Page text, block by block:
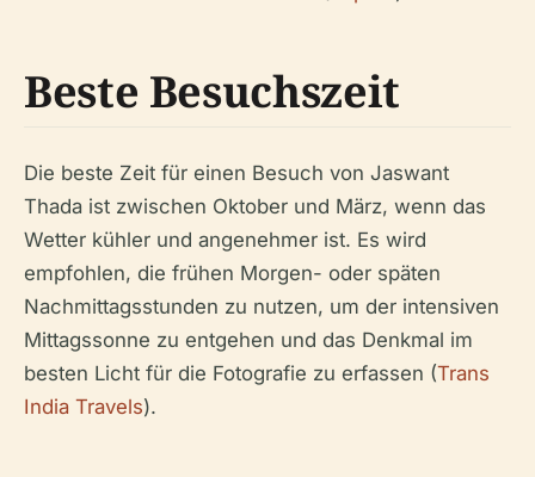
Beste Besuchszeit
Die beste Zeit für einen Besuch von Jaswant
Thada ist zwischen Oktober und März, wenn das
Wetter kühler und angenehmer ist. Es wird
empfohlen, die frühen Morgen- oder späten
Nachmittagsstunden zu nutzen, um der intensiven
Mittagssonne zu entgehen und das Denkmal im
besten Licht für die Fotografie zu erfassen (Trans
India Travels).